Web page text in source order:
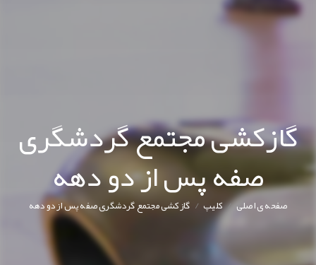
گازکشی مجتمع گردشگری
صفه پس از دو دهه
صفحه ی اصلی/کليپ/ گازکشی مجتمع گردشگری صفه پس از دو دهه